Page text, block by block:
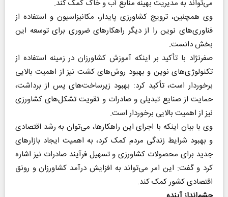
می‌تواند به مدیریت بهینه منابع آب و خاک کمک کند.
وی همچنین، ترویج کشاورزی پایدار، مکانیزاسیون و استفاده از
فناوری‌های نوین را از دیگر راهکارهای ضروری برای توسعه این
بخش دانست.
صفرنژاد با تأکید بر اینکه آموزش کشاورزان در زمینه استفاده از
تکنولوژی‌های نوین و بهبود روش‌های کشت نیز از اهمیت بالایی
برخوردار است، تأکید کرد: بهبود زیرساخت‌های پس از برداشت،
حمایت از صنایع تبدیلی و صادرات و تقویت تشکل‌های کشاورزی
نیز از اهمیت بالایی برخوردار است.
وی با بیان اینکه با اجرای این راهکارها، می‌توان به رشد اقتصادی
و بهبود شرایط زندگی مردم کمک کرد، به اهمیت ایجاد بازارهای
جدید برای محصولات کشاورزی و تسهیل فرآیند صادرات نیز اشاره
کرد و گفت: این امر می‌تواند به افزایش درآمد کشاورزان و رونق
اقتصادی کشور کمک کند.